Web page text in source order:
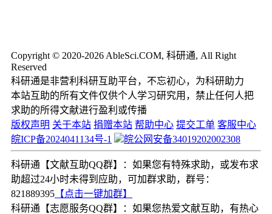
Copyright © 2020-2026 AbleSci.COM, 科研通, All Right
Reserved
科研通是非营利科研互助平台，不忘初心，为科研助力
本站互助的所有文件仅供个人学习研究用，禁止任何人把
求助的所得文献进行盈利或传播
版权声明 关于本站 捐赠本站 帮助中心 提交工单 客服中心
皖ICP备2024041134号-1
皖公网安备34019202002308
科研通【文献互助QQ群】：如果您有特殊求助，或发布求
助超过24小时未得到应助，可加群求助，群号：
821889395 【点击一键加群】
科研通【志愿服务QQ群】：如果您热爱文献互助，有热心